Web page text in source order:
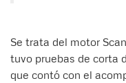
Se trata del motor
tuvo pruebas de corta
que contó con el